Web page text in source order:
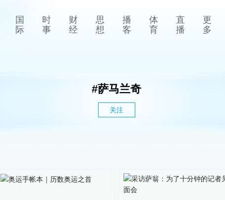
国
际
时
事
财
经
思
想
播
客
体
育
直
播
更
多
#萨马兰奇
关注